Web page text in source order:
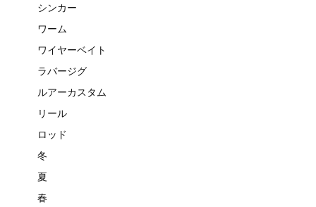
シンカー
ワーム
ワイヤーベイト
ラバージグ
ルアーカスタム
リール
ロッド
冬
夏
春